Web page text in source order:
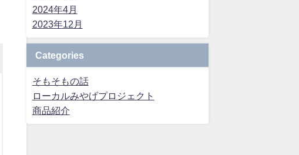
2024年4月
2023年12月
Categories
そもそもの話
ローカルみやげプロジェクト
商品紹介